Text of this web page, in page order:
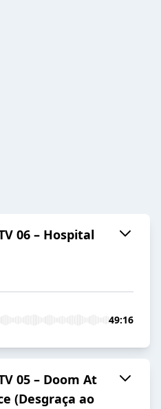
06 – Hospital
49:16
05 – Doom At
(Desgraça ao